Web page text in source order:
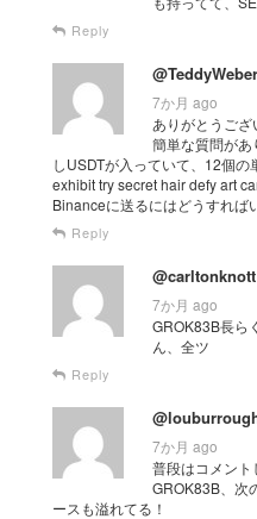
Reply
7か月 ago
ありがとうござ
簡単な質問が
しUSDTが入っていて、12個
exhibit try secret hair defy art
Binanceに送るにはどうすれば
Reply
@carltonknott
7か月 ago
GROK83B長ら
ん、全ツ
Reply
7か月 ago
普段はコメン
GROK83B、次
ースも溢れてる！